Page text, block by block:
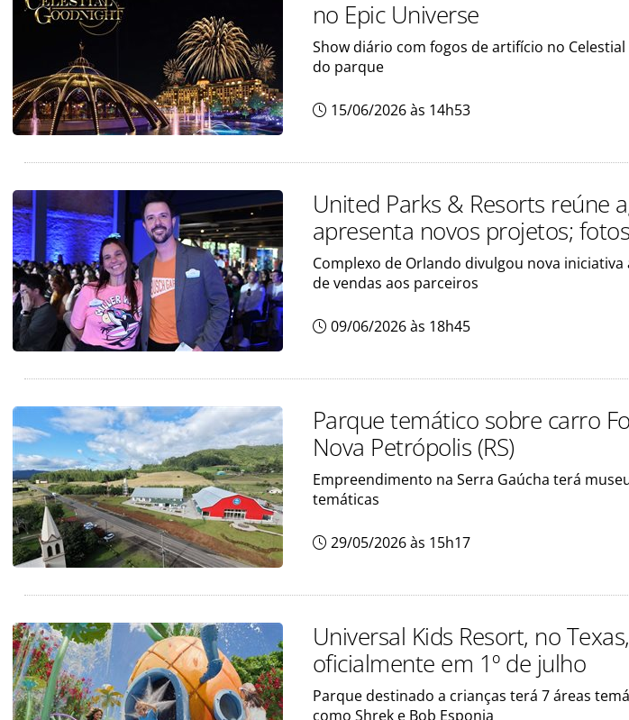
no Epic Universe
Show diário com fogos de artifício no
do parque
15/06/2026 às 14h53
United Parks & Resorts reúne
apresenta novos projetos; fotos
Complexo de Orlando divulgou nova
de vendas aos parceiros
09/06/2026 às 18h45
Parque temático sobre carro
Nova Petrópolis (RS)
Empreendimento na Serra Gaúcha terá
temáticas
29/05/2026 às 15h17
Universal Kids Resort, no
oficialmente em 1º de julho
Parque destinado a crianças terá 7 áreas
como Shrek e Bob Esponja